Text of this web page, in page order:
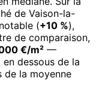
de Vaison-la-
(+10 %),
de comparaison,
€/m² —
dessous de la
de la moyenne